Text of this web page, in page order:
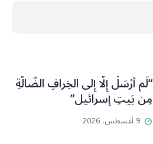
“لَم أُرْسَلْ إِلَّا إِلى الخِرافِ الضَّالَّةِ
مِن بَيتِ إسرائيل”
9 أغسطس، 2026